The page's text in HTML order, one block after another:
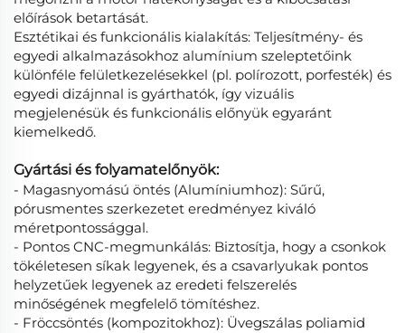
előírások betartását.
Esztétikai és funkcionális kialakítás: Teljesítmény- és
egyedi alkalmazásokhoz alumínium szeleptetőink
különféle felületkezelésekkel (pl. polírozott, porfesték) és
egyedi dizájnnal is gyárthatók, így vizuális
megjelenésük és funkcionális előnyük egyaránt
kiemelkedő.
Gyártási és folyamatelőnyök:
- Magasnyomású öntés (Alumíniumhoz): Sűrű,
pórusmentes szerkezetet eredményez kiváló
méretpontossággal.
- Pontos CNC-megmunkálás: Biztosítja, hogy a csonkok
tökéletesen síkak legyenek, és a csavarlyukak pontos
helyzetűek legyenek az eredeti felszerelés
minőségének megfelelő tömítéshez.
- Fröccsöntés (kompozitokhoz): Üvegszálas poliamid